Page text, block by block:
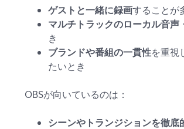
ゲストと一緒に録画することが
マルチトラックのローカル音声
き
ブランドや番組の一貫性を重視
たいとき
OBSが向いているのは：
シーンやトランジションを徹底